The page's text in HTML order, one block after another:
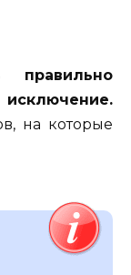
исключение.
на которые